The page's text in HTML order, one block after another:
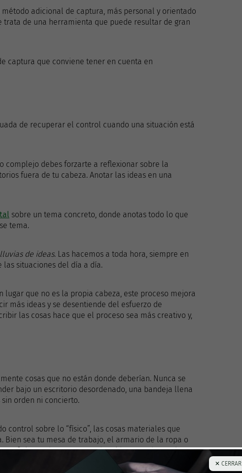
adicional de captura, más personal y orientado
de una herramienta que puede resultar de gran
captura que conviene tener en cuenta en
de recuperar el control cuando una situación está
complejo debes forzarte a reflexionar sobre la
fuera de tu cabeza. Anotar las ideas en una
sobre un tema concreto, donde anotas todo lo que
tema.
lluvias de ideas. Las hacemos a toda hora, siempre en
las situaciones del día a día.
lugar que no es la propia cabeza, este proceso mejora
más ideas y se desentiende del esfuerzo de
las cosas hace que el proceso sea más creativo y,
cosas que no están donde deberían. Nunca se
bajo un escritorio desordenado, una bandeja llena
orden ni concierto.
control sobre lo “físico”, las cosas materiales que
Bien sea tu mesa de trabajo, el armario de la ropa o
muchas cosas que han ido cayendo en el
✕ CERRAR